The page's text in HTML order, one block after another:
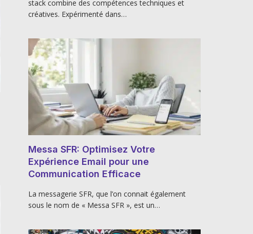
stack combine des compétences techniques et
créatives. Expérimenté dans…
Messa SFR: Optimisez Votre
Expérience Email pour une
Communication Efficace
La messagerie SFR, que l’on connait également
sous le nom de « Messa SFR », est un…